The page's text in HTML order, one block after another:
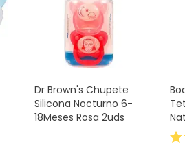
Dr Brown's Chupete
Silicona Nocturno 6-
18Meses Rosa 2uds